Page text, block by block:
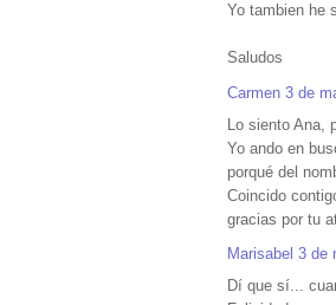
Yo tambien he
Saludos
Carmen 3 de
Lo siento Ana,
Yo ando en
porqué del
Coincido
gracias por tu
Marisabel 3 de
Dí que sí...